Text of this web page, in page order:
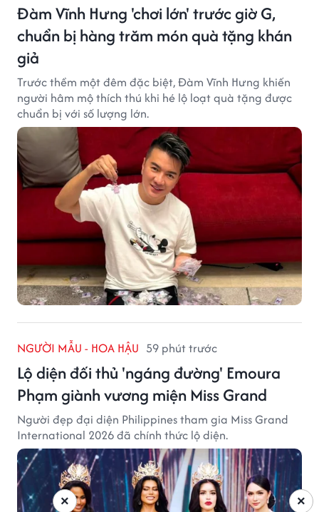
Đàm Vĩnh Hưng 'chơi lớn' trước giờ G,
chuẩn bị hàng trăm món quà tặng khán
giả
Trước thềm một đêm đặc biệt, Đàm Vĩnh Hưng khiến
người hâm mộ thích thú khi hé lộ loạt quà tặng được
chuẩn bị với số lượng lớn.
NGƯỜI MẪU - HOA HẬU 59 phút trước
Lộ diện đối thủ 'ngáng đường' Emoura
Phạm giành vương miện Miss Grand
Người đẹp đại diện Philippines tham gia Miss Grand
International 2026 đã chính thức lộ diện.
×
×